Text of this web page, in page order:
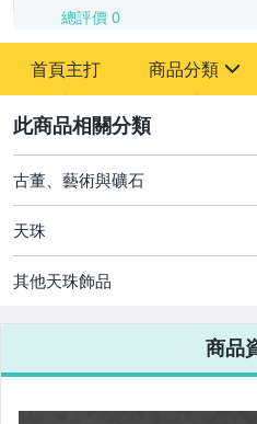
總評價 0
首頁主打 商品分類
其它
[全店] 追蹤本賣場立減60元【粉絲
古董、藝術與礦石
天珠
其他天珠飾品
商品